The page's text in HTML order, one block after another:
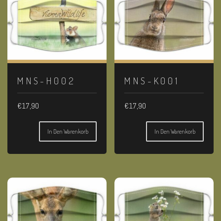
MNS-H002
€17,90
In Den Warenkorb
MNS-K001
€17,90
In Den Warenkorb